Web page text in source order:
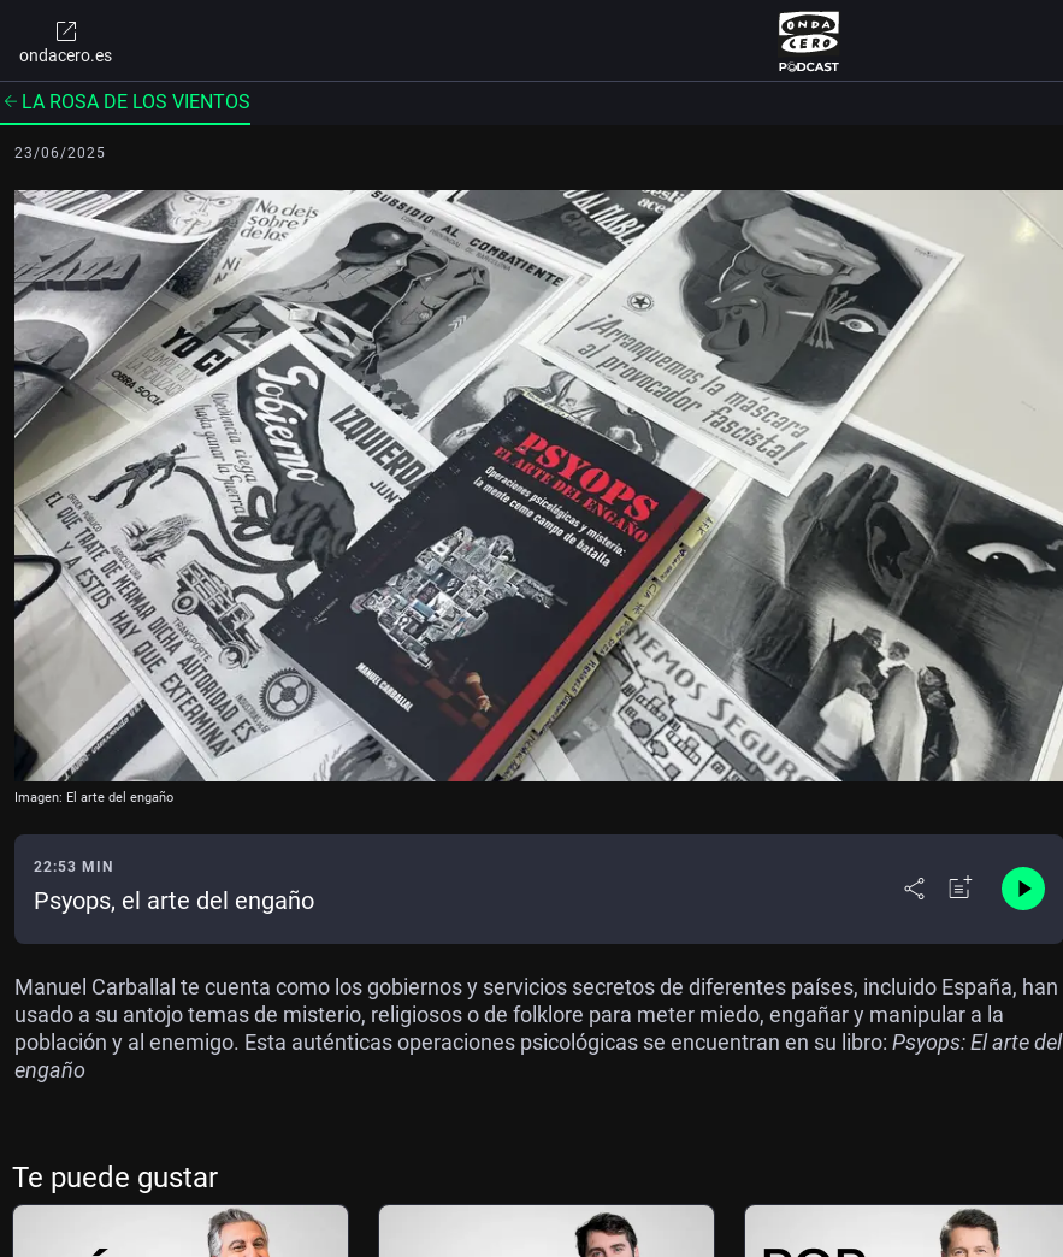
ondacero.es
LA ROSA DE LOS VIENTOS
23/06/2025
Imagen: El arte del engaño
22:53 MIN
Psyops, el arte del engaño
Manuel Carballal te cuenta como los gobiernos y servicios secretos de diferentes países, incluido España, han
usado a su antojo temas de misterio, religiosos o de folklore para meter miedo, engañar y manipular a la
población y al enemigo. Esta auténticas operaciones psicológicas se encuentran en su libro: Psyops: El arte del
engaño
Te puede gustar